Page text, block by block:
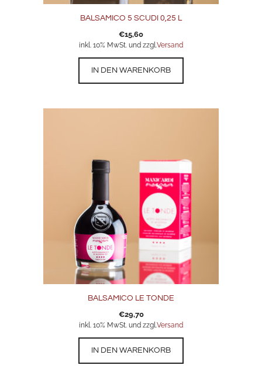
BALSAMICO 5 SCUDI 0,25 L
€15,60
inkl. 10% MwSt. und zzgl.Versand
IN DEN WARENKORB
BALSAMICO LE TONDE
€29,70
inkl. 10% MwSt. und zzgl.Versand
IN DEN WARENKORB